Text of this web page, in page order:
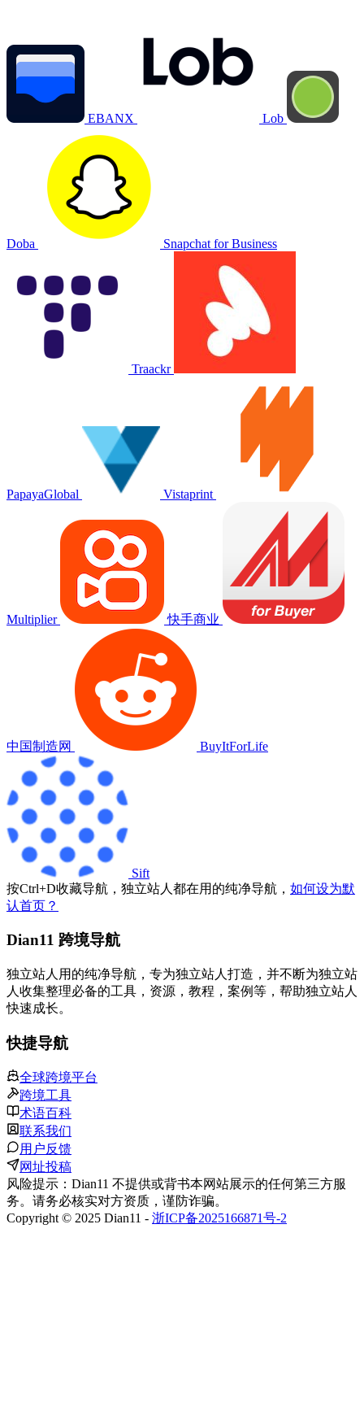
EBANX Lob
Doba Snapchat for Business
Traackr
PapayaGlobal Vistaprint
Multiplier 快手商业
中国制造网 BuyItForLife
Sift
按Ctrl+D收藏导航，独立站人都在用的纯净导航， 如何设为默
认首页？
Dian11 跨境导航
独立站人用的纯净导航，专为独立站人打造，并不断为独立站
人收集整理必备的工具，资源，教程，案例等，帮助独立站人
快速成长。
快捷导航
全球跨境平台
跨境工具
术语百科
联系我们
用户反馈
网址投稿
风险提示：Dian11 不提供或背书本网站展示的任何第三方服
务。请务必核实对方资质，谨防诈骗。
Copyright © 2025 Dian11 - 浙ICP备2025166871号-2